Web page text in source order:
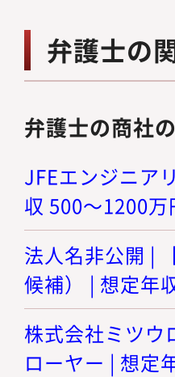
弁護士の
弁護士の商社
JFEエンジニア
収 500～1200万
法人名非公開 |
候補） | 想定年
株式会社ミツウ
ローヤー | 想定